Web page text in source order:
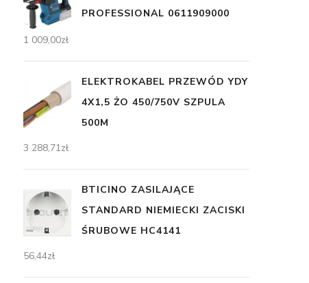
PROFESSIONAL 0611909000
1 009,00zł
ELEKTROKABEL PRZEWÓD YDY
4X1,5 ŻO 450/750V SZPULA
500M
3 288,71zł
BTICINO ZASILAJĄCE
STANDARD NIEMIECKI ZACISKI
ŚRUBOWE HC4141
56,44zł